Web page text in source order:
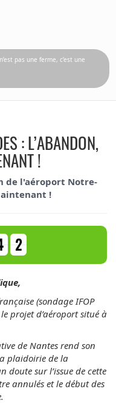
pas une ferme, c’est une
: L’ABANDON,
!
de l'aéroport Notre-
!
2
(sondage IFOP
projet d’aéroport situé à
de Nantes rend son
plaidoirie de la
sur l’issue de cette
annulés et le début des